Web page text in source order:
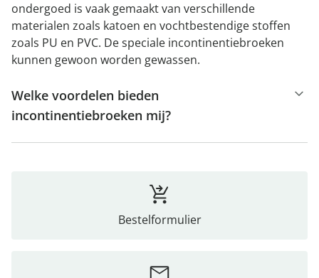
ondergoed is vaak gemaakt van verschillende
materialen zoals katoen en vochtbestendige stoffen
zoals PU en PVC. De speciale incontinentiebroeken
kunnen gewoon worden gewassen.
Welke voordelen bieden
incontinentiebroeken mij?
Bestelformulier